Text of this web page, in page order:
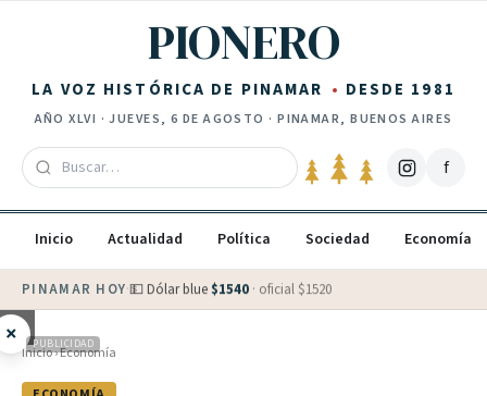
PIONERO
LA VOZ HISTÓRICA DE PINAMAR DESDE 1981
AÑOXLVI ·JUEVES, 6 DE AGOSTO · PINAMAR, BUENOS AIRES
f
Inicio Actualidad Política Sociedad Economía
PINAMAR HOY·💵 Dólar blue $1540 · oficial $1520
× PUBLICIDAD
Inicio›Economía